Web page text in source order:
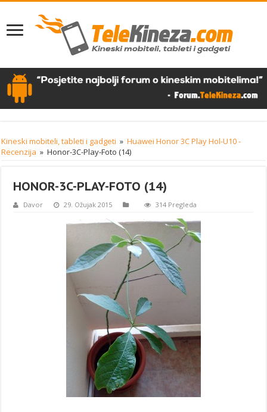
Kineski mobiteli, tableti i gadgeti » Huawei Honor 3C Play Hol-U10 -
Recenzija » Honor-3C-Play-Foto (14)
HONOR-3C-PLAY-FOTO (14)
Davor 29. Ožujak 2015 314 Pregleda